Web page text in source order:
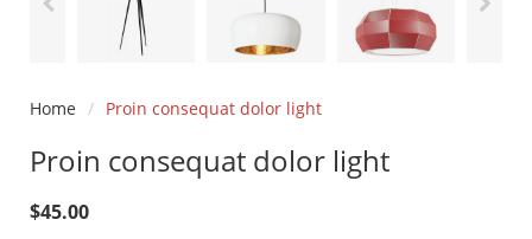
Home / Proin consequat dolor light
Proin consequat dolor light
$45.00